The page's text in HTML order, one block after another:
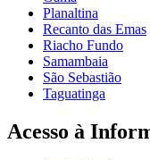
Planaltina
Recanto das Emas
Riacho Fundo
Samambaia
São Sebastião
Taguatinga
Acesso à